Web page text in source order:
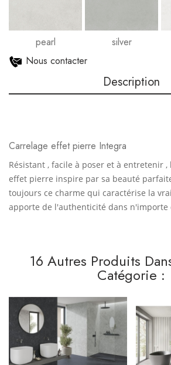
pearl silver
Nous contacter
Description
Carrelage effet pierre Integra
Résistant , facile à poser et à entretenir
effet pierre inspire par sa beauté
toujours ce charme qui caractérise la
apporte de l'authenticité dans
16 Autres Produits
Catégorie :